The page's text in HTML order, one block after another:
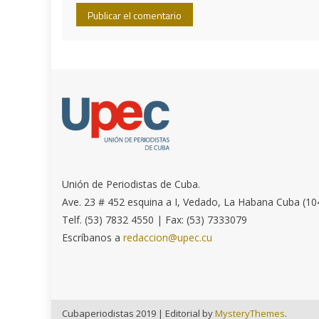
Unión de Periodistas de Cuba.
Ave. 23 # 452 esquina a I, Vedado, La Habana Cuba
Telf. (53) 7832 4550 | Fax: (53) 7333079
Escríbanos aredaccion@upec.cu
Cubaperiodistas 2019 | Editorial byMysteryThemes.